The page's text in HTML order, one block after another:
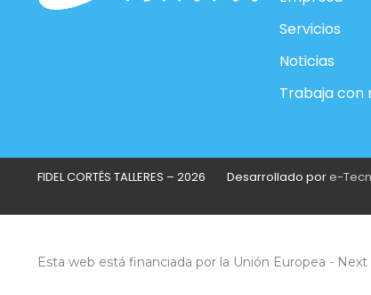
Servicios
Noticias
Trabaja con
FIDEL CORTÉS TALLERES – 2026 Desarrollado pore-
Esta web está financiada por la Unión Europea - Next